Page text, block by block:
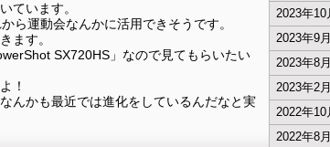
ています。
ら運動会なんかに活用できそうです。
ます。
SX720HS」なので見てもらいたい
！
んかも最近では進化をしているんだなと実
2023年10
2023年9月
2023年8月
2023年2月
2022年10
2022年8月